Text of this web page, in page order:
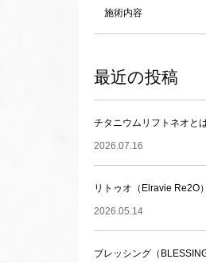
施術内容
最近の投稿
チタニウムリフトネオと
2026.07.16
リトゥオ（Elravie Re2O
2026.05.14
ブレッシング（